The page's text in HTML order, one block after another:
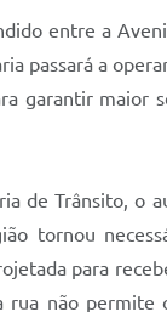
entre a
passará a
garantir maior
de Trânsito, o
tornou
para
rua não permite